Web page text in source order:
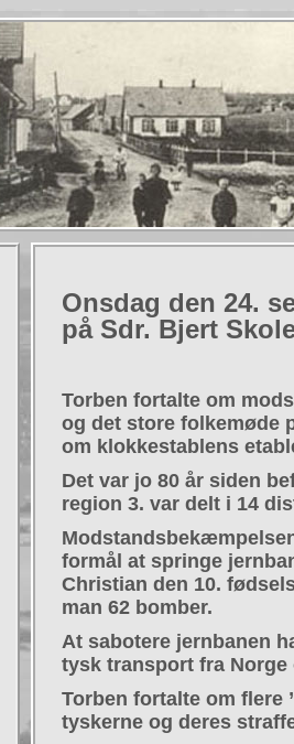
Onsdag den 24.
på Sdr. Bjert
Torben fortalte om
og det store folkemøde
om klokkestablens
Det var jo 80 år siden
region 3. var delt i 14
formål at springe
Christian den 10.
man 62 bomber.
At sabotere jernbanen
tysk transport fra
Torben fortalte om flere
tyskerne og deres